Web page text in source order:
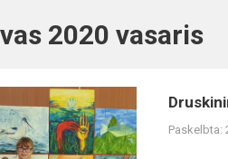
2020 vasaris
Paskelbta: